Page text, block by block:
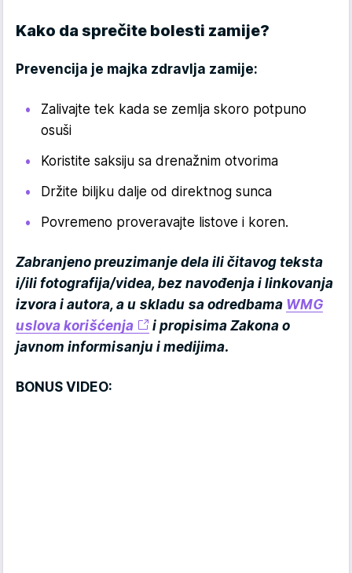
Kako da sprečite bolesti zamije?
Prevencija je majka zdravlja zamije:
Zalivajte tek kada se zemlja skoro potpuno
osuši
Koristite saksiju sa drenažnim otvorima
Držite biljku dalje od direktnog sunca
Povremeno proveravajte listove i koren.
Zabranjeno preuzimanje dela ili čitavog teksta
i/ili fotografija/videa, bez navođenja i linkovanja
izvora i autora, a u skladu sa odredbama WMG
uslova korišćenja
i propisima Zakona o
javnom informisanju i medijima.
BONUS VIDEO: